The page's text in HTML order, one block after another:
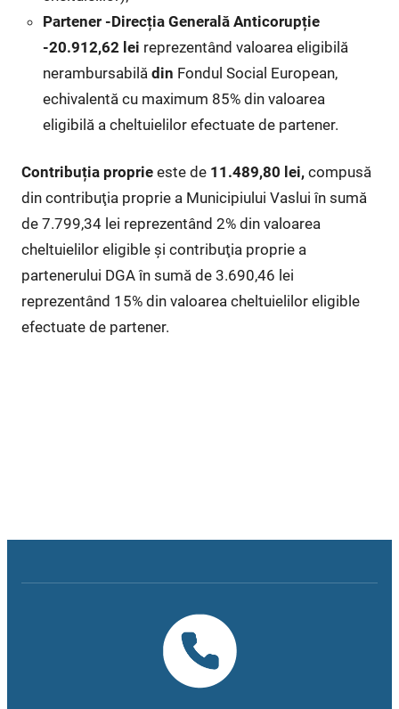
Partener -Direcția Generală Anticorupție
-20.912,62 lei reprezentând valoarea eligibilă
nerambursabilă din Fondul Social European,
echivalentă cu maximum 85% din valoarea
eligibilă a cheltuielilor efectuate de partener.
Contribuția proprie este de 11.489,80 lei, compusă
din contribuţia proprie a Municipiului Vaslui în sumă
de 7.799,34 lei reprezentând 2% din valoarea
cheltuielilor eligible și contribuţia proprie a
partenerului DGA în sumă de 3.690,46 lei
reprezentând 15% din valoarea cheltuielilor eligible
efectuate de partener.